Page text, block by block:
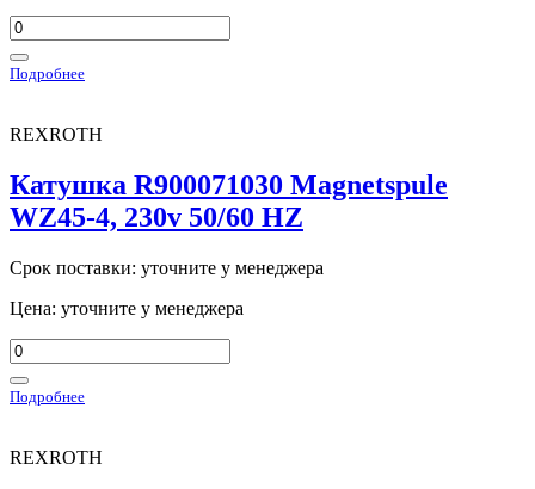
Подробнее
REXROTH
Катушка R900071030 Magnetspule
WZ45-4, 230v 50/60 HZ
Срок поставки: уточните у менеджера
Цена: уточните у менеджера
Подробнее
REXROTH